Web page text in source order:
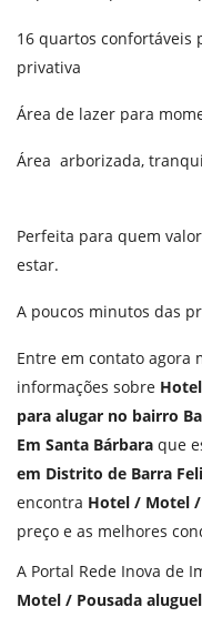
16 quartos confortáveis
privativa
Área de lazer para
Área arborizada,
Perfeita para quem
estar.
A poucos minutos das
Entre em contato agora
informações sobre
para alugar no bairro
Em Santa Bárbara que
em Distrito de Barra
encontra Hotel / Motel /
preço e as melhores
A Portal Rede Inova de
Motel / Pousada